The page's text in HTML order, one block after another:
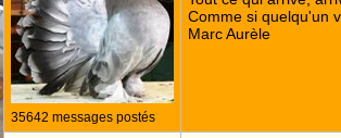
35642 messages postés
Comme si quelqu'un
Marc Aurèle